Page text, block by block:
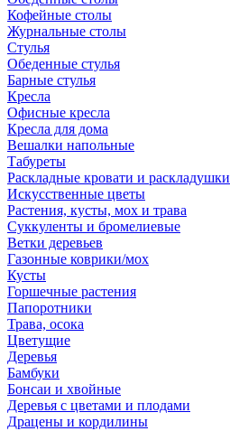
Кофейные столы
Журнальные столы
Стулья
Обеденные стулья
Барные стулья
Кресла
Офисные кресла
Кресла для дома
Вешалки напольные
Табуреты
Раскладные кровати и раскладушки
Искусственные цветы
Растения, кусты, мох и трава
Суккуленты и бромелиевые
Ветки деревьев
Газонные коврики/мох
Кусты
Горшечные растения
Папоротники
Трава, осока
Цветущие
Деревья
Бамбуки
Бонсаи и хвойные
Деревья с цветами и плодами
Драцены и кордилины